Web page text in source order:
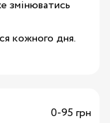
змінюватись
кожного дня.
0-95 грн